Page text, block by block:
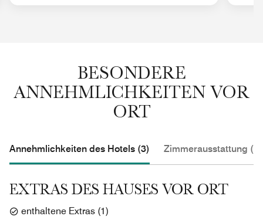
BESONDERE
ANNEHMLICHKEITEN VOR
ORT
Annehmlichkeiten des Hotels (3) Zimmerausstattung (1)
EXTRAS DES HAUSES VOR ORT
enthaltene Extras (1)